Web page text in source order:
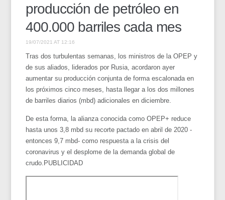
producción de petróleo en
400.000 barriles cada mes
19/07/2021 AT 12:16
Tras dos turbulentas semanas, los ministros de la OPEP y
de sus aliados, liderados por Rusia, acordaron ayer
aumentar su producción conjunta de forma escalonada en
los próximos cinco meses, hasta llegar a los dos millones
de barriles diarios (mbd) adicionales en diciembre.
De esta forma, la alianza conocida como OPEP+ reduce
hasta unos 3,8 mbd su recorte pactado en abril de 2020 -
entonces 9,7 mbd- como respuesta a la crisis del
coronavirus y el desplome de la demanda global de
crudo.PUBLICIDAD